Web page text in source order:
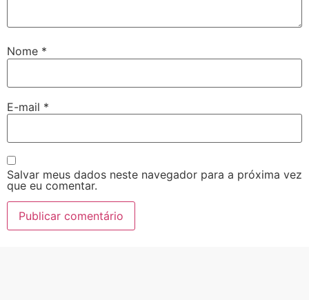
Nome *
E-mail *
Salvar meus dados neste navegador para a próxima vez
que eu comentar.